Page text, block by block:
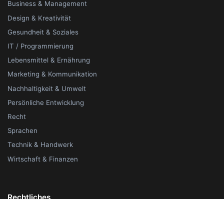
Business & Management
Design & Kreativität
Gesundheit & Soziales
IT / Programmierung
Lebensmittel & Ernährung
Marketing & Kommunikation
Nachhaltigkeit & Umwelt
Persönliche Entwicklung
Recht
Sprachen
Technik & Handwerk
Wirtschaft & Finanzen